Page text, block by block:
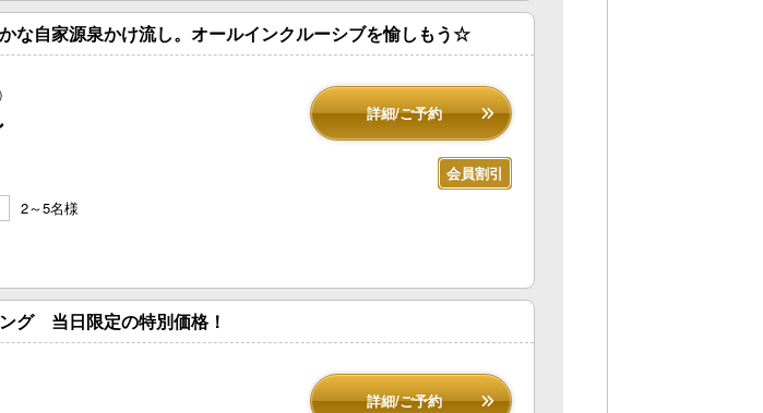
な自家源泉かけ流し。オールインクルーシブを愉しもう☆
詳細/ご予約
会員割引
2～5名様
グ 当日限定の特別価格！
詳細/ご予約